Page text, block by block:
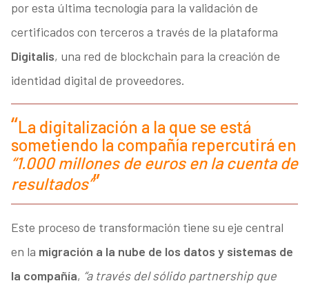
por esta última tecnología para la validación de
certificados con terceros a través de la plataforma
Digitalis, una red de blockchain para la creación de
identidad digital de proveedores.
La digitalización a la que se está
sometiendo la compañía repercutirá en
“1.000 millones de euros en la cuenta de
resultados”
Este proceso de transformación tiene su eje central
en la migración a la nube de los datos y sistemas de
la compañía, “a través del sólido partnership que